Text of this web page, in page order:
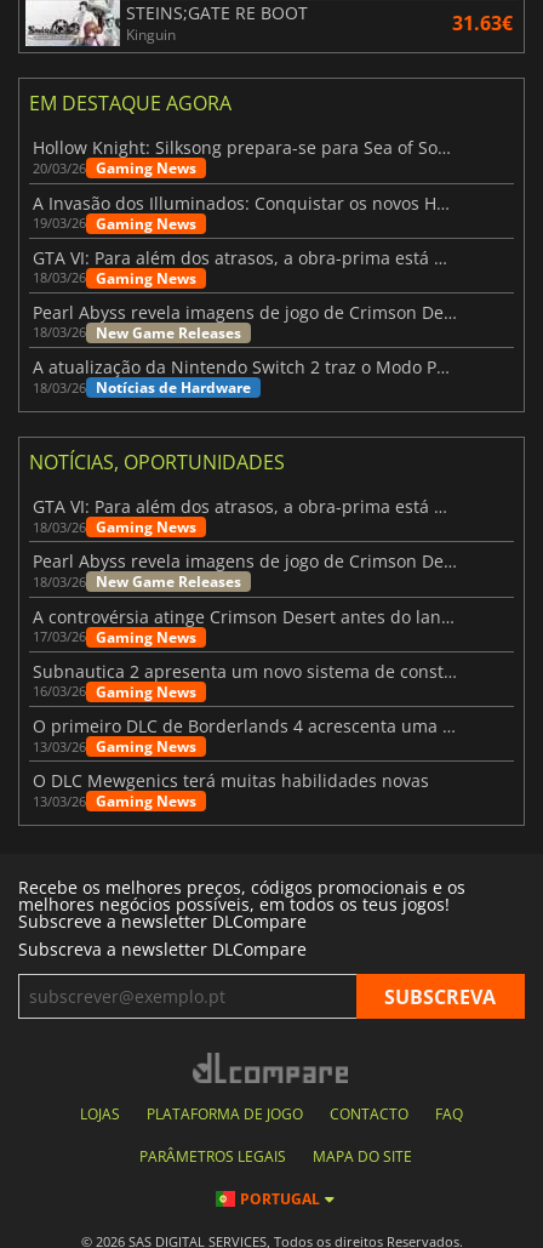
STEINS;GATE RE BOOT
Kinguin 31.63€
EM DESTAQUE AGORA
Hollow Knight: Silksong prepara-se para Sea of Sorrow com um patch
20/03/26 Gaming News
A Invasão dos Illuminados: Conquistar os novos Helldivers 2 Atualização!
19/03/26 Gaming News
GTA VI: Para além dos atrasos, a obra-prima está quase a chegar
18/03/26 Gaming News
Pearl Abyss revela imagens de jogo de Crimson Desert para a PS5
18/03/26 New Game Releases
A atualização da Nintendo Switch 2 traz o Modo Portátil aos jogos mais antigos da Switch
18/03/26 Notícias de Hardware
NOTÍCIAS, OPORTUNIDADES
GTA VI: Para além dos atrasos, a obra-prima está quase a chegar
18/03/26 Gaming News
Pearl Abyss revela imagens de jogo de Crimson Desert para a PS5
18/03/26 New Game Releases
A controvérsia atinge Crimson Desert antes do lançamento
17/03/26 Gaming News
Subnautica 2 apresenta um novo sistema de construção de bases
16/03/26 Gaming News
O primeiro DLC de Borderlands 4 acrescenta uma nova personagem e muito mais
13/03/26 Gaming News
O DLC Mewgenics terá muitas habilidades novas
13/03/26 Gaming News
Recebe os melhores preços, códigos promocionais e os
melhores negócios possíveis, em todos os teus jogos!
Subscreve a newsletter DLCompare
Subscreva a newsletter DLCompare
LOJAS PLATAFORMA DE JOGO CONTACTO FAQ
PARÂMETROS LEGAIS MAPA DO SITE
PORTUGAL
© 2026 SAS DIGITAL SERVICES, Todos os direitos Reservados.